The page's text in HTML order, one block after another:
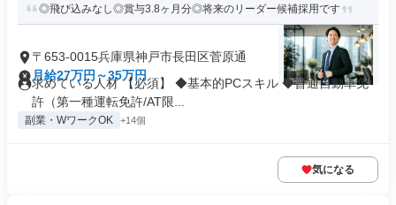
◎飛び込みなし◎賞与3.8ヶ月分◎将来のリーダー候補採用です
〒653-0015兵庫県神戸市長田区菅原通
月給27万円～35万円
求めている人材 【必須】 ◆基本的PCスキル ◆普通自動車免
許（第一種運転免許/AT限...
副業・WワークOK +14個
気になる